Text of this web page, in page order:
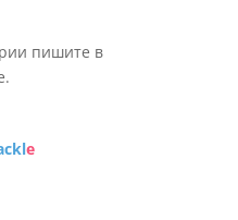
пишите в
e